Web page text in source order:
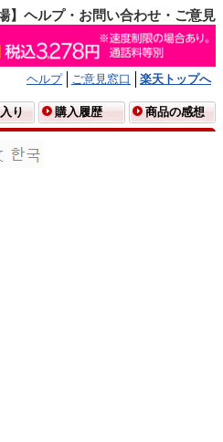
】ヘルプ・お問い合わせ・ご意見
ヘルプ ご意見窓口
楽天トップへ
り 購入履歴 商品の感想